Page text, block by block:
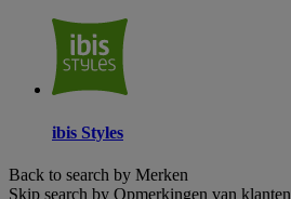
ibis Styles
Back to search by Merken
Skip search by Opmerkingen van klanten